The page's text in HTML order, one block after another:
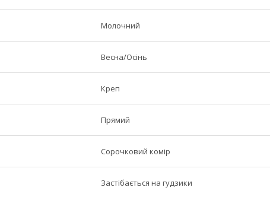
Молочний
Весна/Осінь
Креп
Прямий
Сорочковий комір
Застібається на гудзики